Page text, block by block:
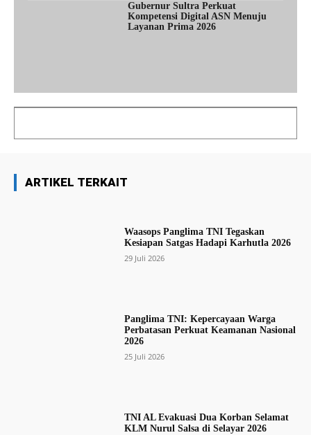
Gubernur Sultra Perkuat
Kompetensi Digital ASN Menuju
Layanan Prima 2026
ARTIKEL TERKAIT
Waasops Panglima TNI Tegaskan
Kesiapan Satgas Hadapi Karhutla 2026
29 Juli 2026
Panglima TNI: Kepercayaan Warga
Perbatasan Perkuat Keamanan Nasional
2026
25 Juli 2026
TNI AL Evakuasi Dua Korban Selamat
KLM Nurul Salsa di Selayar 2026